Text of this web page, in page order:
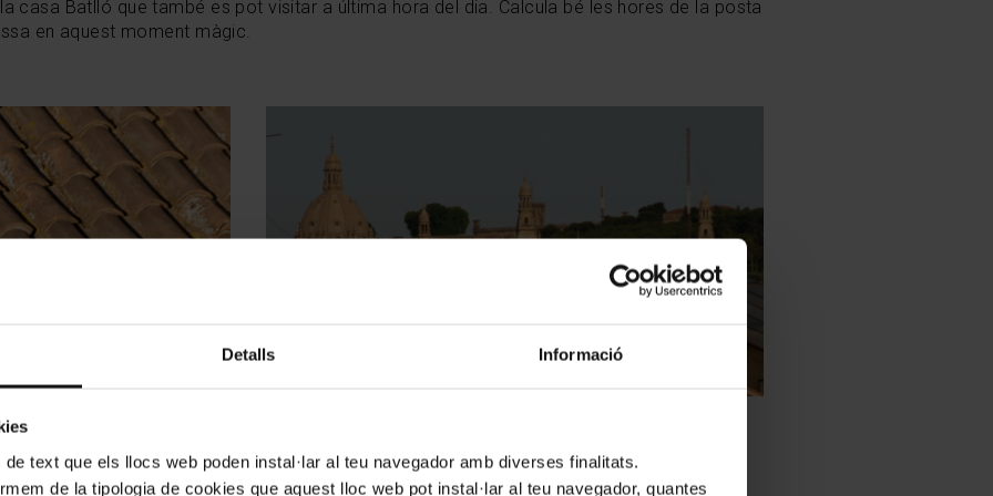
Detalls Informació
text que els llocs web poden instal·lar al teu navegador amb diverses finalitats.
de la tipologia de cookies que aquest lloc web pot instal·lar al teu navegador, quantes
casa Batlló que també es pot visitar a última hora del dia. Calcula bé les hores de la posta
en aquest moment màgic.
TMB